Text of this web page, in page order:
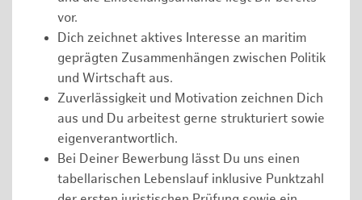
vor.
Dich zeichnet aktives Interesse an maritim
geprägten Zusammenhängen zwischen Politik
und Wirtschaft aus.
Zuverlässigkeit und Motivation zeichnen Dich
aus und Du arbeitest gerne strukturiert sowie
eigenverantwortlich.
Bei Deiner Bewerbung lässt Du uns einen
tabellarischen Lebenslauf inklusive Punktzahl